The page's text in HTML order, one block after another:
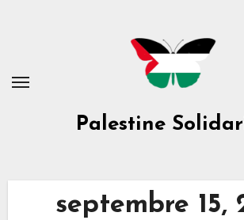
Palestine
septembre 15,